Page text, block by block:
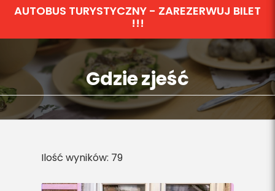
Jak spędzić czas
Gdzie spać
Gdzie zjeść
Informacje praktyczne
Kalendarz imprez
AUTOBUS TURYSTYCZNY - ZAREZERWUJ BILET
!!!
Gdzie zjeść
Ilość wyników: 79